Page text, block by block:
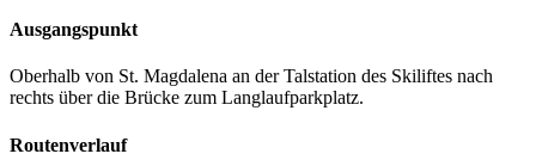
Ausgangspunkt
Oberhalb von St. Magdalena an der Talstation des Skiliftes nach
rechts über die Brücke zum Langlaufparkplatz.
Routenverlauf